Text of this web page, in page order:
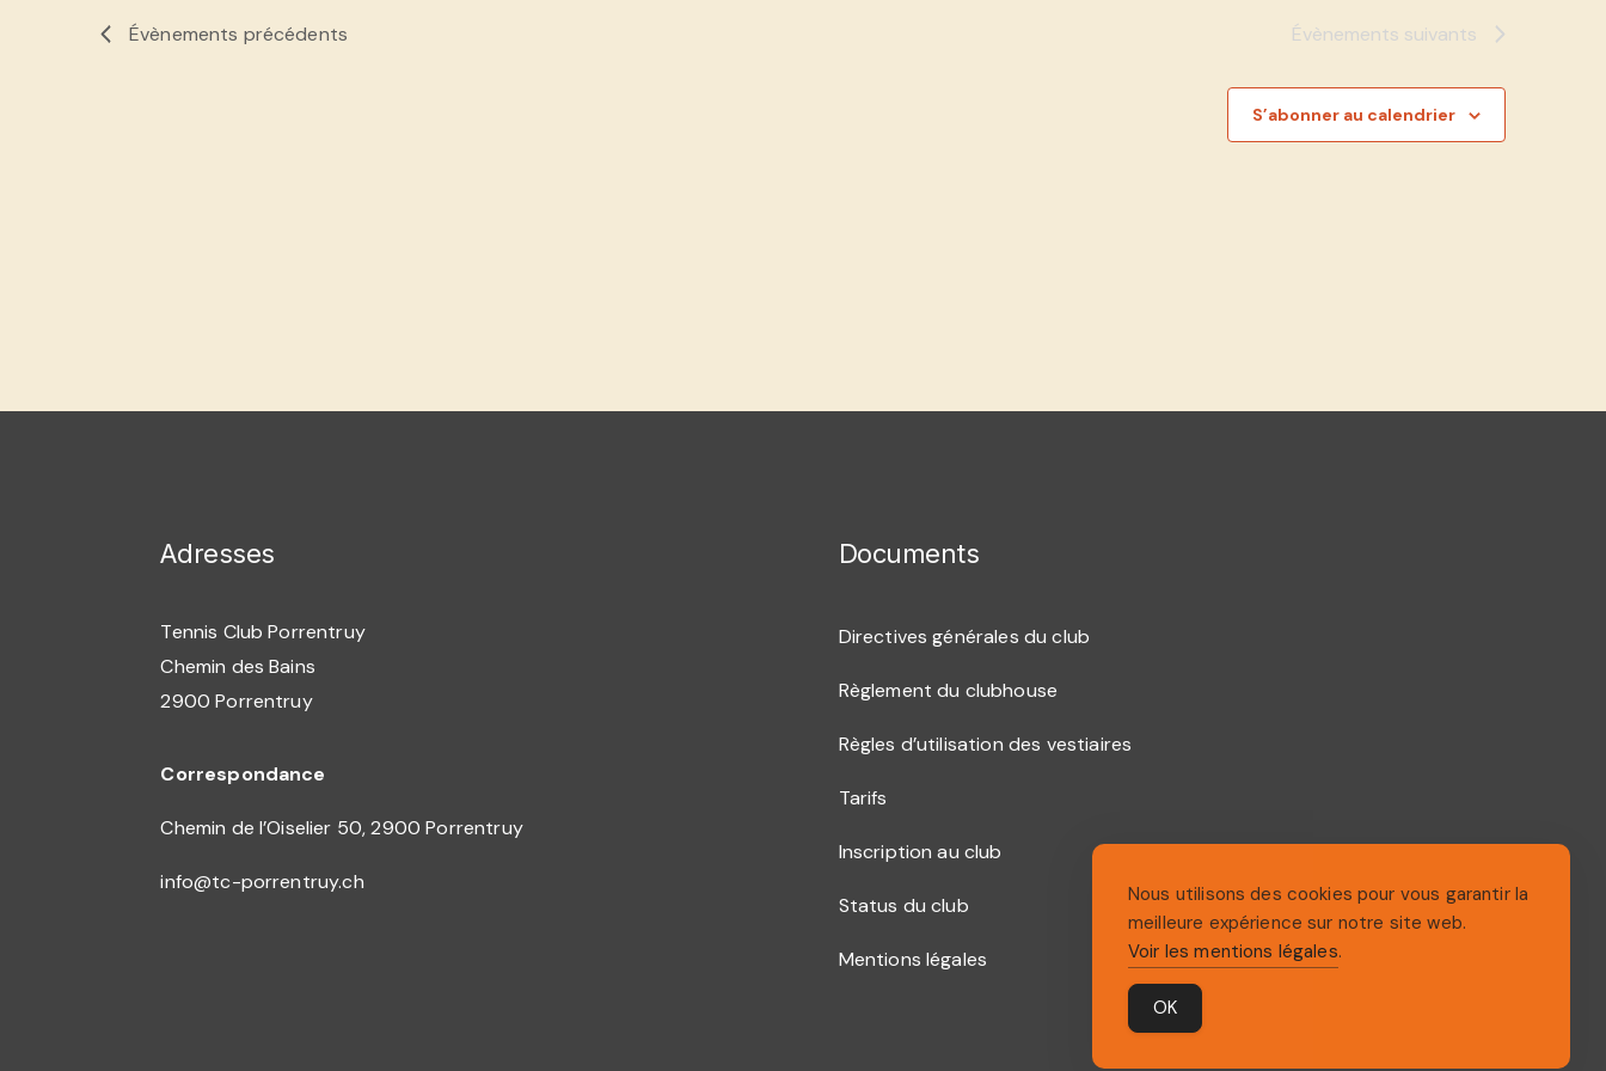
Évènements précédents Évènements suivants
S’abonner au calendrier
Adresses
Tennis Club Porrentruy
Chemin des Bains
2900 Porrentruy
Correspondance
Chemin de l’Oiselier 50, 2900 Porrentruy
info@tc-porrentruy.ch
Documents
Directives générales du club
Règlement du clubhouse
Règles d’utilisation des vestiaires
Tarifs
Inscription au club
Status du club
Mentions légales
Nous utilisons des cookies pour vous garantir la
meilleure expérience sur notre site web.
Voir les mentions légales.
OK